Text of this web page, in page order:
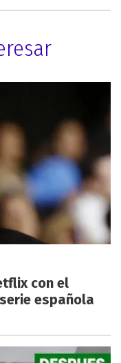
con el
española